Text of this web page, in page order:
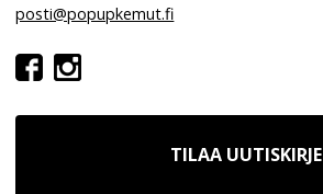
posti@popupkemut.fi
TILAA UUTISKIRJE